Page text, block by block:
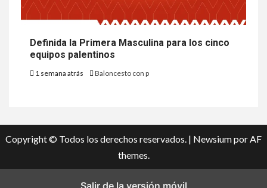
Definida la Primera Masculina para los cinco
equipos palentinos
1 semana atrás Baloncesto con p
Copyright © Todos los derechos reservados. | Newsiumpor AF
themes.
Salir de la versión móvil